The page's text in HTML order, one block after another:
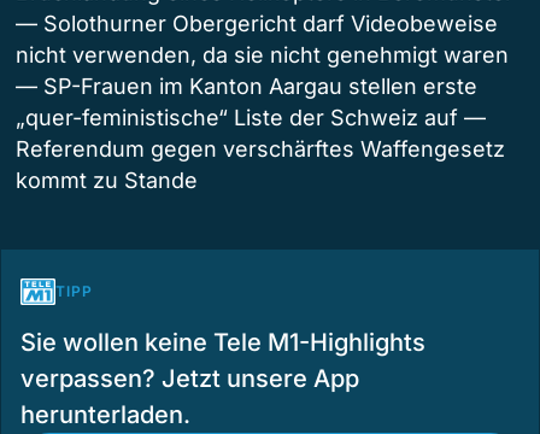
— Solothurner Obergericht darf Videobeweise
nicht verwenden, da sie nicht genehmigt waren
— SP-Frauen im Kanton Aargau stellen erste
„quer-feministische“ Liste der Schweiz auf —
Referendum gegen verschärftes Waffengesetz
kommt zu Stande
TIPP
Sie wollen keine Tele M1-Highlights
verpassen? Jetzt unsere App
herunterladen.